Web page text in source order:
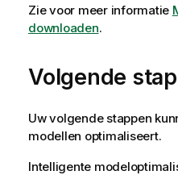
Zie voor meer informatie
downloaden.
Volgende
Uw volgende stappen
modellen optimaliseert.
Intelligente